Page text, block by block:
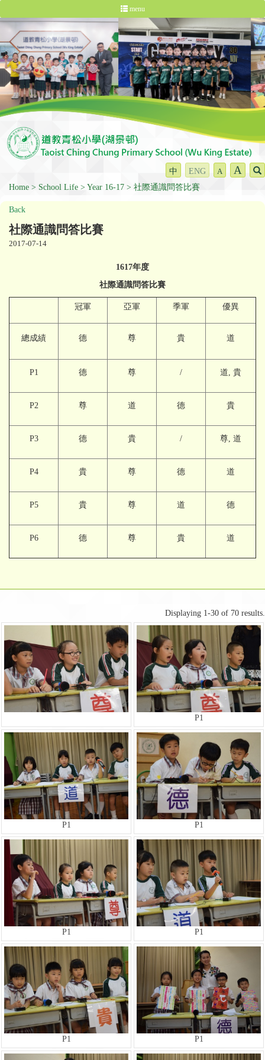
menu
中 ENG A A
Home School Life Year 16-17 社際通識問答比賽
Back
社際通識問答比賽
2017-07-14
1617年度
社際通識問答比賽
冠軍 亞軍 季軍 優異
總成績 德 尊 貴 道
P1 德 尊 / 道, 貴
P2 尊 道 德 貴
P3 德 貴 / 尊, 道
P4 貴 尊 德 道
P5 貴 尊 道 德
P6 德 尊 貴 道
Displaying 1-30 of 70 results.
P1
P1 P1
P1 P1
P1 P1